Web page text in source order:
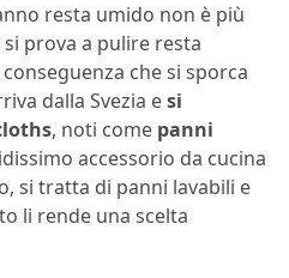
resta umido non è più
prova a pulire resta
che si sporca
dalla Svezia esi
, noti come panni
accessorio da cucina
si tratta di panni lavabili e
li rende una scelta